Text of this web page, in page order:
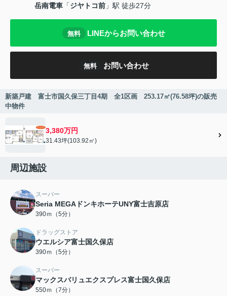
岳南電車 「ジヤトコ前 」駅 徒歩27分
無料 LINEからお問い合わせ
無料 お問い合わせ
新築戸建 富士市国久保三丁目4期 全1区画 253.17㎡(76.58坪)の販売
中物件
3,380万円
31.43坪(103.92㎡)
周辺施設
スーパー
Seria MEGAドンキホーテUNY富士吉原店
390ｍ（5分）
ドラッグストア
ウエルシア富士国久保店
390ｍ（5分）
スーパー
マックスバリュエクスプレス富士国久保店
550ｍ（7分）